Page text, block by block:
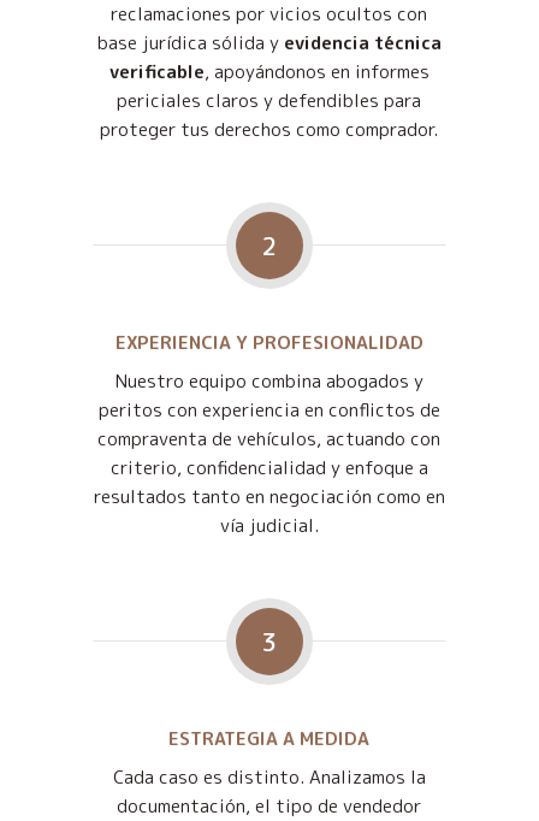
reclamaciones por vicios ocultos con
base jurídica sólida y evidencia técnica
verificable, apoyándonos en informes
periciales claros y defendibles para
proteger tus derechos como comprador.
2
EXPERIENCIA Y PROFESIONALIDAD
Nuestro equipo combina abogados y
peritos con experiencia en conflictos de
compraventa de vehículos, actuando con
criterio, confidencialidad y enfoque a
resultados tanto en negociación como en
vía judicial.
3
ESTRATEGIA A MEDIDA
Cada caso es distinto. Analizamos la
documentación, el tipo de vendedor